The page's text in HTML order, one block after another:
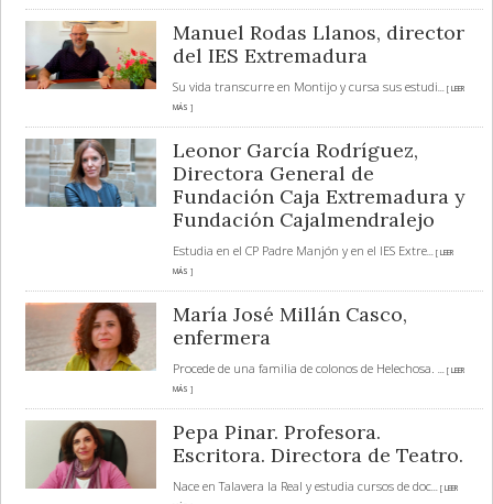
Manuel Rodas Llanos, director
del IES Extremadura
Su vida transcurre en Montijo y cursa sus estudi... [ LEER
MÁS ]
Leonor García Rodríguez,
Directora General de
Fundación Caja Extremadura y
Fundación Cajalmendralejo
Estudia en el CP Padre Manjón y en el IES Extre... [ LEER
MÁS ]
María José Millán Casco,
enfermera
Procede de una familia de colonos de Helechosa. ... [ LEER
MÁS ]
Pepa Pinar. Profesora.
Escritora. Directora de Teatro.
Nace en Talavera la Real y estudia cursos de doc... [ LEER